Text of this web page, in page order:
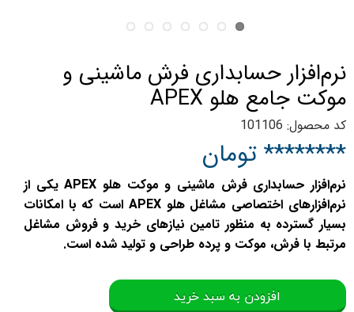
نرم‌افزار حسابداری فرش ماشینی و
موکت جامع هلو APEX
کد محصول: 101106
******** تومان
نرم‌افزار حسابداری فرش ماشینی و موکت هلو APEX یکی از
نرم‌افزارهای اختصاصی مشاغل هلو APEX است که با امکانات
بسیار گسترده به منظور تامین نیازهای خرید و فروش مشاغل
مرتبط با فرش، موکت و پرده طراحی و تولید شده است.
افزودن به سبد خرید